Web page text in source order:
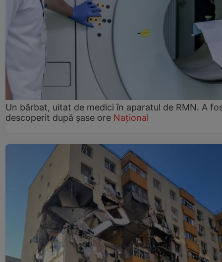
Un bărbat, uitat de medici în aparatul de RMN. A
descoperit după șase ore Național